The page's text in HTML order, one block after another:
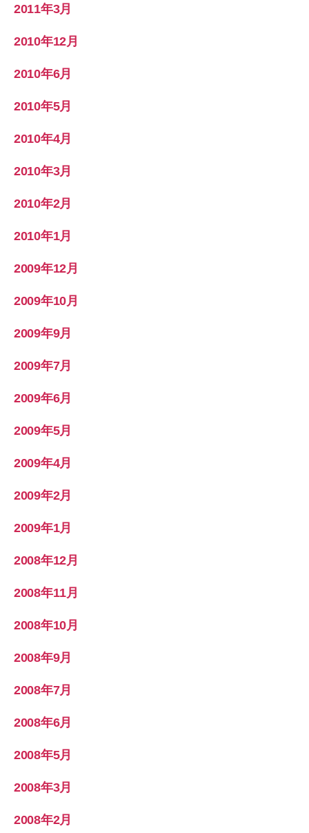
2011年3月
2010年12月
2010年6月
2010年5月
2010年4月
2010年3月
2010年2月
2010年1月
2009年12月
2009年10月
2009年9月
2009年7月
2009年6月
2009年5月
2009年4月
2009年2月
2009年1月
2008年12月
2008年11月
2008年10月
2008年9月
2008年7月
2008年6月
2008年5月
2008年3月
2008年2月